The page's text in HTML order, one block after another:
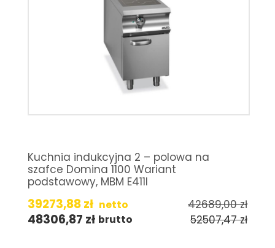
Kuchnia indukcyjna 2 – polowa na
szafce Domina 1100 Wariant
podstawowy, MBM E411I
39273,88zł netto 42689,00zł
48306,87 zł brutto 52507,47zł